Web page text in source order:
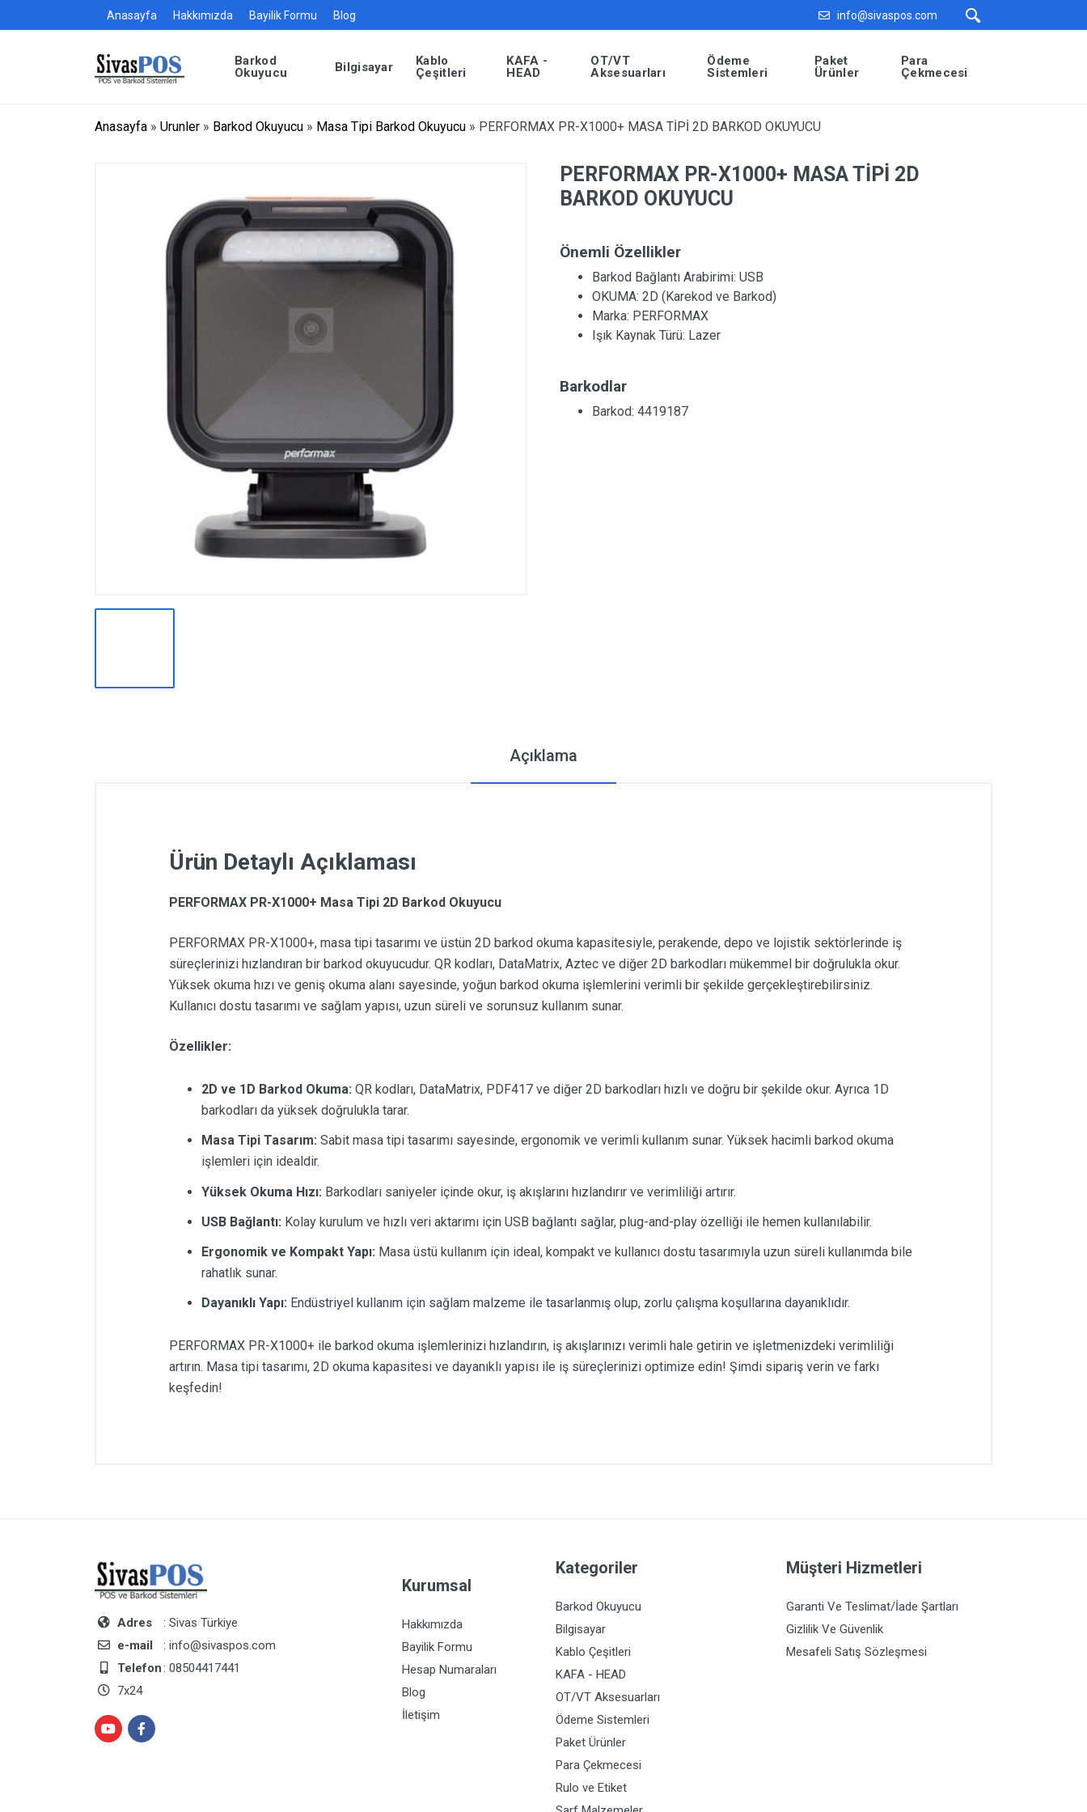
Anasayfa Hakkımızda Bayilik Formu Blog info@sivaspos.com
Barkod
Okuyucu
Bilgisayar
Kablo
Çeşitleri
KAFA -
HEAD
OT/VT
Aksesuarları
Ödeme
Sistemleri
Paket
Ürünler
Para
Çekmecesi
Anasayfa » Urunler » Barkod Okuyucu » Masa Tipi Barkod Okuyucu » PERFORMAX PR-X1000+ MASA TİPİ 2D BARKOD OKUYUCU
PERFORMAX PR-X1000+ MASA TİPİ 2D
BARKOD OKUYUCU
Önemli Özellikler
Barkod Bağlantı Arabirimi: USB
OKUMA: 2D (Karekod ve Barkod)
Marka: PERFORMAX
Işık Kaynak Türü: Lazer
Barkodlar
Barkod: 4419187
Açıklama
Ürün Detaylı Açıklaması
PERFORMAX PR-X1000+ Masa Tipi 2D Barkod Okuyucu
PERFORMAX PR-X1000+, masa tipi tasarımı ve üstün 2D barkod okuma kapasitesiyle, perakende, depo ve lojistik sektörlerinde iş
süreçlerinizi hızlandıran bir barkod okuyucudur. QR kodları, DataMatrix, Aztec ve diğer 2D barkodları mükemmel bir doğrulukla okur.
Yüksek okuma hızı ve geniş okuma alanı sayesinde, yoğun barkod okuma işlemlerini verimli bir şekilde gerçekleştirebilirsiniz.
Kullanıcı dostu tasarımı ve sağlam yapısı, uzun süreli ve sorunsuz kullanım sunar.
Özellikler:
2D ve 1D Barkod Okuma: QR kodları, DataMatrix, PDF417 ve diğer 2D barkodları hızlı ve doğru bir şekilde okur. Ayrıca 1D
barkodları da yüksek doğrulukla tarar.
Masa Tipi Tasarım: Sabit masa tipi tasarımı sayesinde, ergonomik ve verimli kullanım sunar. Yüksek hacimli barkod okuma
işlemleri için idealdir.
Yüksek Okuma Hızı: Barkodları saniyeler içinde okur, iş akışlarını hızlandırır ve verimliliği artırır.
USB Bağlantı: Kolay kurulum ve hızlı veri aktarımı için USB bağlantı sağlar, plug-and-play özelliği ile hemen kullanılabilir.
Ergonomik ve Kompakt Yapı: Masa üstü kullanım için ideal, kompakt ve kullanıcı dostu tasarımıyla uzun süreli kullanımda bile
rahatlık sunar.
Dayanıklı Yapı: Endüstriyel kullanım için sağlam malzeme ile tasarlanmış olup, zorlu çalışma koşullarına dayanıklıdır.
PERFORMAX PR-X1000+ ile barkod okuma işlemlerinizi hızlandırın, iş akışlarınızı verimli hale getirin ve işletmenizdeki verimliliği
artırın. Masa tipi tasarımı, 2D okuma kapasitesi ve dayanıklı yapısı ile iş süreçlerinizi optimize edin! Şimdi sipariş verin ve farkı
keşfedin!
Adres
: Sivas Türkiye
e-mail
: info@sivaspos.com
Telefon: 08504417441
7x24
Kurumsal
Hakkımızda
Bayilik Formu
Hesap Numaraları
Blog
İletişim
Kategoriler
Barkod Okuyucu
Bilgisayar
Kablo Çeşitleri
KAFA - HEAD
OT/VT Aksesuarları
Ödeme Sistemleri
Paket Ürünler
Para Çekmecesi
Rulo ve Etiket
Müşteri Hizmetleri
Garanti Ve Teslimat/İade Şartları
Gizlilik Ve Güvenlik
Mesafeli Satış Sözleşmesi